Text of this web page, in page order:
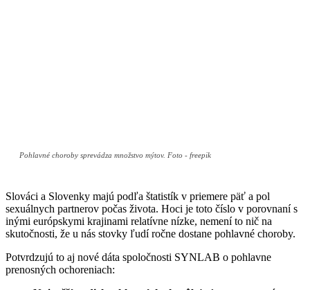
Pohlavné choroby sprevádza množstvo mýtov. Foto - freepik
Slováci a Slovenky majú podľa štatistík v priemere päť a pol
sexuálnych partnerov počas života. Hoci je toto číslo v porovnaní s
inými európskymi krajinami relatívne nízke, nemení to nič na
skutočnosti, že u nás stovky ľudí ročne dostane pohlavné choroby.
Potvrdzujú to aj nové dáta spoločnosti SYNLAB o pohlavne
prenosných ochoreniach: